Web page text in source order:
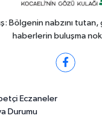
Bölgenin nabzını
haberlerin buluşma
Eczaneler
Durumu